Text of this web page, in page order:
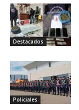
Destacados
Policiales